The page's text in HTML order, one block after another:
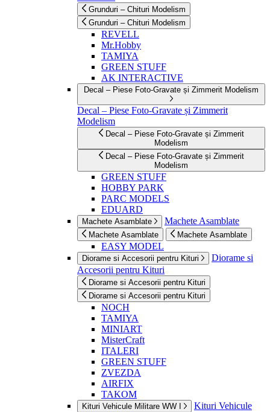
Grunduri – Chituri Modelism
Grunduri – Chituri Modelism
REVELL
Mr.Hobby
TAMIYA
GREEN STUFF
AK INTERACTIVE
Decal – Piese Foto-Gravate și Zimmerit Modelism
Decal – Piese Foto-Gravate și Zimmerit
Modelism
Decal – Piese Foto-Gravate și Zimmerit
Modelism
Decal – Piese Foto-Gravate și Zimmerit
Modelism
GREEN STUFF
HOBBY PARK
PARC MODELS
EDUARD
Machete Asamblate Machete Asamblate
Machete Asamblate Machete Asamblate
EASY MODEL
Diorame si Accesorii pentru Kituri
Diorame si
Accesorii pentru Kituri
Diorame si Accesorii pentru Kituri
Diorame si Accesorii pentru Kituri
NOCH
TAMIYA
MINIART
MisterCraft
ITALERI
GREEN STUFF
ZVEZDA
AIRFIX
TAKOM
Kituri Vehicule Militare WW I
Kituri Vehicule